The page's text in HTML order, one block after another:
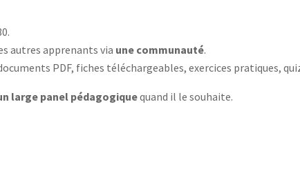
autres apprenants via une communauté.
PDF, fiches téléchargeables, exercices pratiques,
large panel pédagogiquequand il le souhaite.